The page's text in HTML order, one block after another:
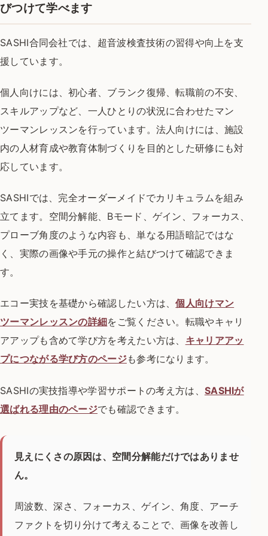
びつけて学べます
SASHI合同会社では、超音波検査技術の習得や向上を支
援しています。
個人向けには、初心者、ブランク復帰、転職前の不安、
スキルアップなど、一人ひとりの状況に合わせたマン
ツーマンレッスンを行っています。法人向けには、施設
内の人材育成や教育体制づくりを目的とした研修にも対
応しています。
SASHIでは、完全オーダーメイドでカリキュラムを組み
立てます。空間分解能、Bモード、ゲイン、フォーカス、
プローブ角度のような内容も、単なる用語暗記ではな
く、実際の画像や手元の操作と結びつけて確認できま
す。
エコー実技を基礎から確認したい方は、個人向けマン
ツーマンレッスンの詳細をご覧ください。転職やキャリ
アアップも含めて学び方を考えたい方は、 キャリアアッ
プにつながる学び方のページも参考になります。
SASHIの実技指導や学習サポートの考え方は、 SASHIが
選ばれる理由のページでも確認できます。
見えにくさの原因は、空間分解能だけではありませ
ん。
周波数、深さ、フォーカス、ゲイン、角度、アーチ
ファクトを切り分けて考えることで、画像を改善し